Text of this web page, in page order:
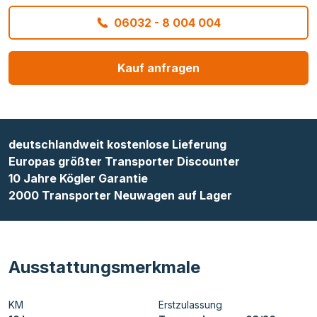
06032 - 8 004 004
Kauf anfragen
deutschlandweit kostenlose Lieferung
Europas größter Transporter Discounter
10 Jahre Kögler Garantie
2000 Transporter Neuwagen auf Lager
Ausstattungsmerkmale
KM
Erstzulassung